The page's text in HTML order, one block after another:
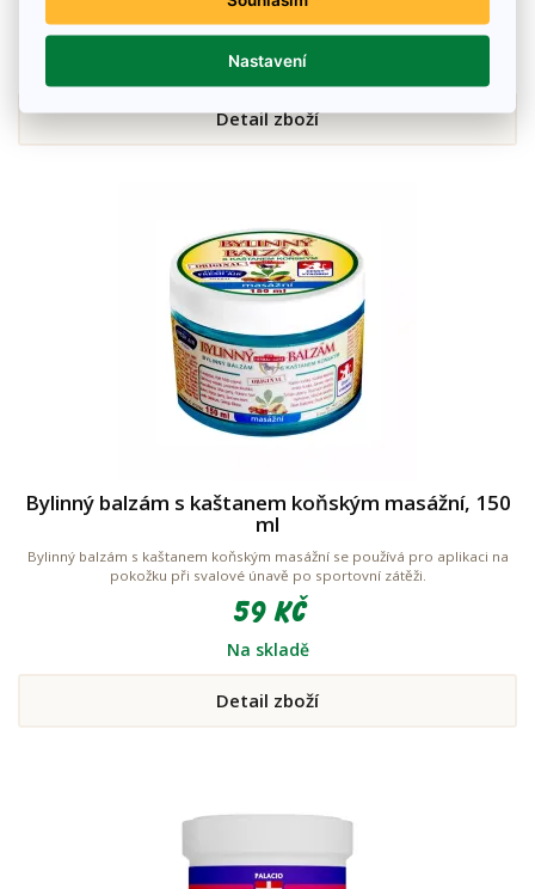
59 Kč
Na skladě
Detail zboží
Bylinný balzám s kaštanem koňským masážní, 150
ml
Bylinný balzám s kaštanem koňským masážní se používá pro aplikaci na
pokožku při svalové únavě po sportovní zátěži.
59 Kč
Na skladě
Detail zboží
Nastavení